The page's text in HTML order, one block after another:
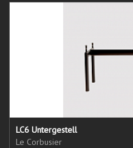
LC6 Untergestell
Le Corbusier